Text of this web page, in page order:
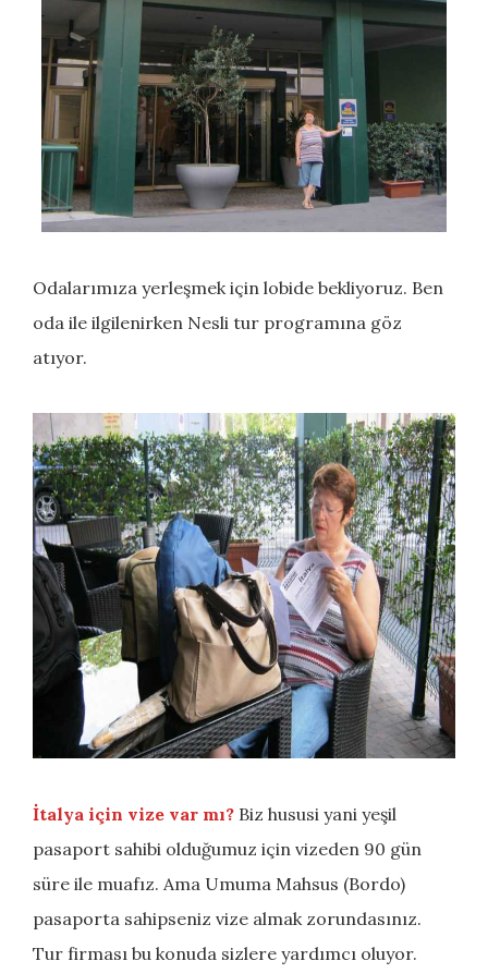
Odalarımıza yerleşmek için lobide bekliyoruz. Ben
oda ile ilgilenirken Nesli tur programına göz
atıyor.
İtalya için vize var mı? Biz hususi yani yeşil
pasaport sahibi olduğumuz için vizeden 90 gün
süre ile muafız. Ama Umuma Mahsus (Bordo)
pasaporta sahipseniz vize almak zorundasınız.
Tur firması bu konuda sizlere yardımcı oluyor.